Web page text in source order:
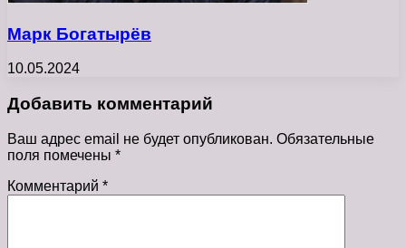
Марк Богатырёв
10.05.2024
Добавить комментарий
Ваш адрес email не будет опубликован. Обязательные
поля помечены *
Комментарий *